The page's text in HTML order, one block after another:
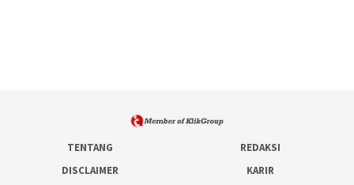
TENTANG
REDAKSI
DISCLAIMER
KARIR